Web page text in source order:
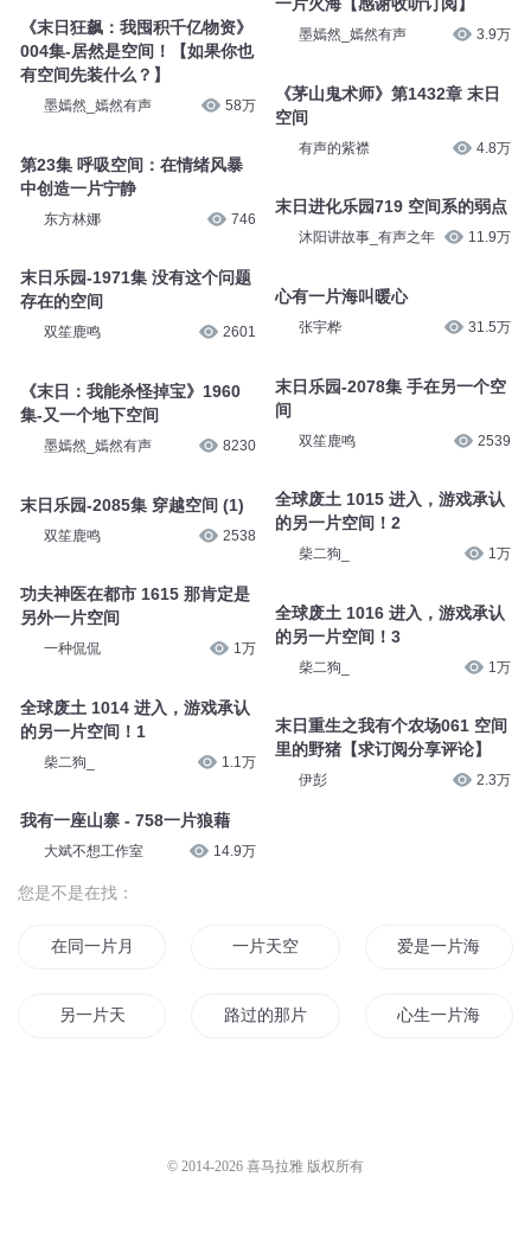
《末日狂飙：我囤积千亿物资》
004集-居然是空间！【如果你也
有空间先装什么？】
墨嫣然_嫣然有声 58万
第23集 呼吸空间：在情绪风暴
中创造一片宁静
东方林娜 746
末日乐园-1971集 没有这个问题
存在的空间
双笙鹿鸣 2601
《末日：我能杀怪掉宝》1960
集-又一个地下空间
墨嫣然_嫣然有声 8230
末日乐园-2085集 穿越空间 (1)
双笙鹿鸣 2538
功夫神医在都市 1615 那肯定是
另外一片空间
一种侃侃 1万
全球废土 1014 进入，游戏承认
的另一片空间！1
柴二狗_ 1.1万
我有一座山寨 - 758一片狼藉
大斌不想工作室 14.9万
墨嫣然_嫣然有声 3.9万
《茅山鬼术师》第1432章 末日
空间
有声的紫襟 4.8万
末日进化乐园719 空间系的弱点
沐阳讲故事_有声之年 11.9万
心有一片海叫暖心
张宇桦 31.5万
末日乐园-2078集 手在另一个空
间
双笙鹿鸣 2539
全球废土 1015 进入，游戏承认
的另一片空间！2
柴二狗_ 1万
全球废土 1016 进入，游戏承认
的另一片空间！3
柴二狗_ 1万
末日重生之我有个农场061 空间
里的野猪【求订阅分享评论】
伊彭 2.3万
您是不是在找：
在同一片月光下 一片天空 爱是一片海水
另一片天 路过的那片海 心生一片海
© 2014-2026 喜马拉雅 版权所有